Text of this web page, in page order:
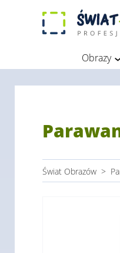
Obrazy
Świat Obrazów >